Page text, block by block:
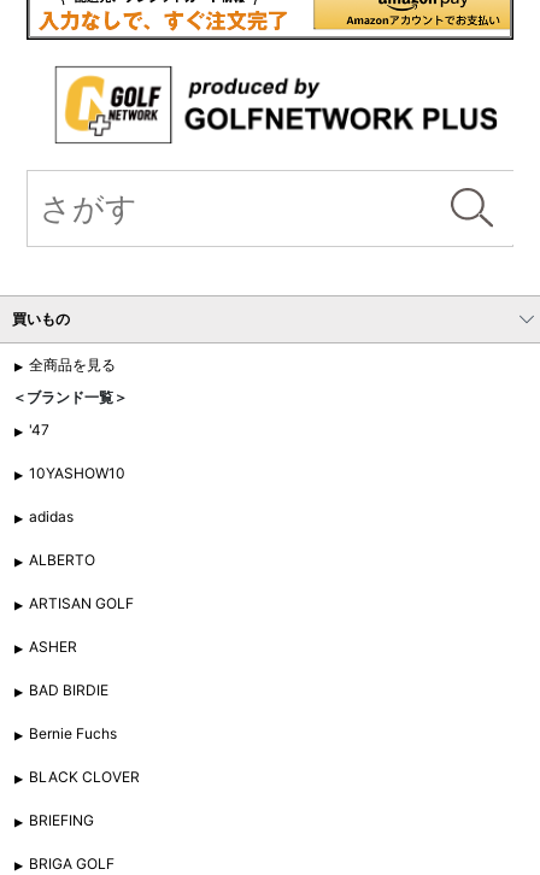
買いもの
全商品を見る
＜ブランド一覧＞
'47
10YASHOW10
adidas
ALBERTO
ARTISAN GOLF
ASHER
BAD BIRDIE
Bernie Fuchs
BLACK CLOVER
BRIEFING
BRIGA GOLF